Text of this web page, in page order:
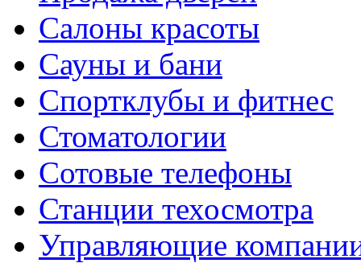
Салоны красоты
Сауны и бани
Спортклубы и фитнес
Стоматологии
Сотовые телефоны
Станции техосмотра
Управляющие